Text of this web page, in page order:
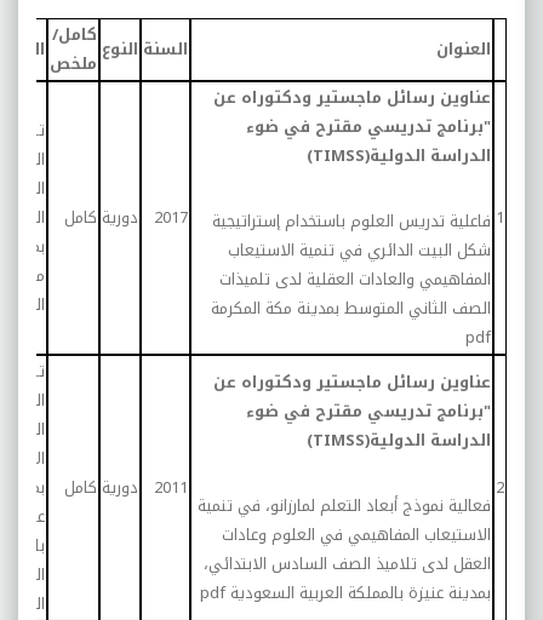
العنوان السنة النوع كامل/
ملخص العينة
1
عناوين رسائل ماجستير ودكتوراه عن
"برنامج تدريسي مقترح في ضوء
الدراسة الدولية(TIMSS)
فاعلية تدريس العلوم باستخدام إستراتيجية
شكل البيت الدائري في تنمية الاستيعاب
المفاهيمي والعادات العقلية لدى تلميذات
الصف الثاني المتوسط بمدينة مكة المكرمة
pdf
2017 دورية كامل
الصف
الثاني
بمدينة
مكة
2
عناوين رسائل ماجستير ودكتوراه عن
"برنامج تدريسي مقترح في ضوء
الدراسة الدولية(TIMSS)
فعالية نموذج أبعاد التعلم لمارزانو، في تنمية
الاستيعاب المفاهيمي في العلوم وعادات
العقل لدى تلاميذ الصف السادس الابتدائي،
بمدينة عنيزة بالمملكة العربية السعوديةpdf
2011 دورية كامل
تلاميذ
الصف
بمدينة
عنيزة
العربية